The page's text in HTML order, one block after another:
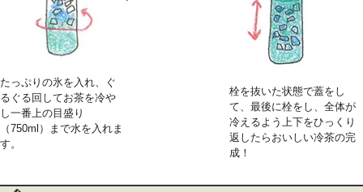
たっぷりの氷を入れ、ぐ
るぐる回してお茶を冷や
し一番上の目盛り
（750ml）まで水を入れま
す。
栓を抜いた状態で蓋をし
て、最後に栓をし、全体が
冷えるよう上下をひっくり
返したらおいしい冷茶の完
成！